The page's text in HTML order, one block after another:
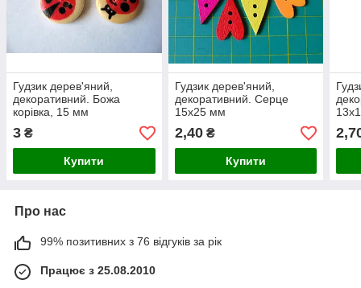
Гудзик дерев'яний,
декоративний. Божа
корівка, 15 мм
3 ₴
Купити
Гудзик дерев'яний,
декоративний. Серце
15х25 мм
2,40₴
Купити
Про нас
99% позитивних з 76 відгуків за рік
Працює з 25.08.2010